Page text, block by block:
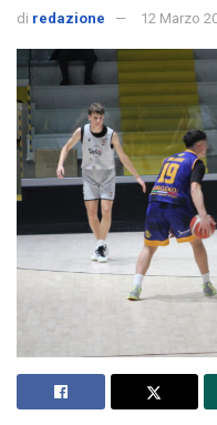
di redazione 12 Marzo